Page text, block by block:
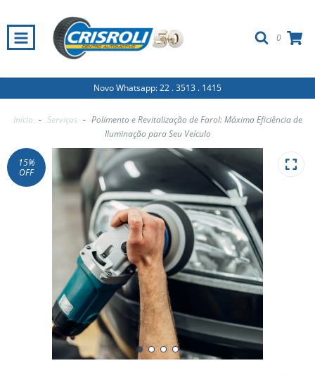
0
Novo Whatsapp: 22 . 3513 . 1415
Início - Serviços - Polimento e Revitalização de Farol: Máxima Eficiência de
Iluminação para Seu Veículo
15%
OFF